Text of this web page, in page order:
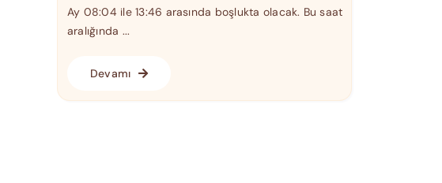
Ay 08:04 ile 13:46 arasında boşlukta olacak. Bu saat
aralığında ...
Devamı